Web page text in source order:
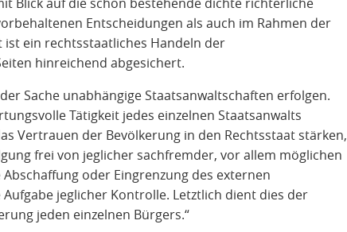
Entscheidungen als auch im Rahmen der
ein rechtsstaatliches Handeln der
hinreichend abgesichert.
Sache unabhängige Staatsanwaltschaften erfolgen.
Tätigkeit jedes einzelnen Staatsanwalts
Vertrauen der Bevölkerung in den Rechtsstaat stärken,
frei von jeglicher sachfremder, vor allem möglichen
oder Eingrenzung des externen
jeglicher Kontrolle. Letztlich dient dies der
jeden einzelnen Bürgers.“